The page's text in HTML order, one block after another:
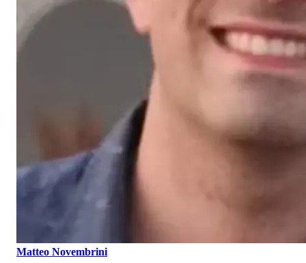
Matteo Novembrini